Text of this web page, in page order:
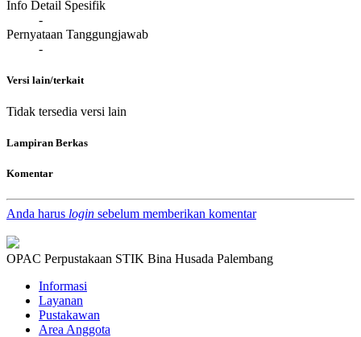
Info Detail Spesifik
-
Pernyataan Tanggungjawab
-
Versi lain/terkait
Tidak tersedia versi lain
Lampiran Berkas
Komentar
Anda harus login sebelum memberikan komentar
OPAC Perpustakaan STIK Bina Husada Palembang
Informasi
Layanan
Pustakawan
Area Anggota